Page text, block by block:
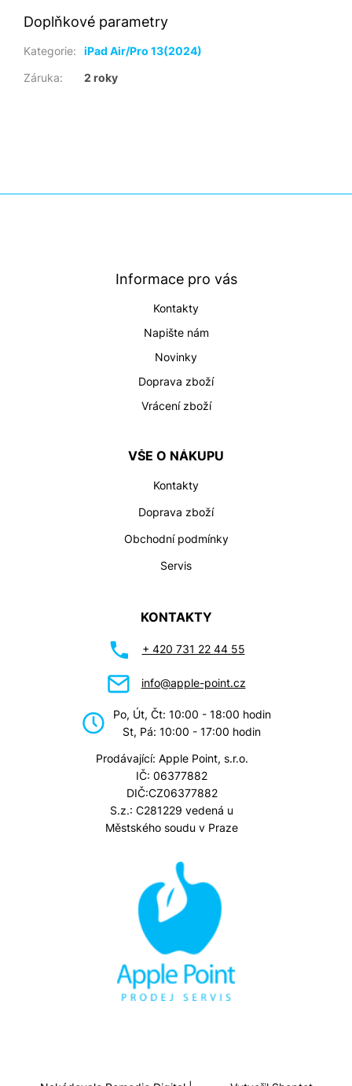
Doplňkové parametry
Kategorie:
iPad Air/Pro 13(2024)
Záruka: 2 roky
Informace pro vás
Kontakty
Napište nám
Novinky
Doprava zboží
Vrácení zboží
VŠE O NÁKUPU
Kontakty
Doprava zboží
Obchodní podmínky
Servis
KONTAKTY
+ 420 731 22 44 55
info@apple-point.cz
Po, Út, Čt: 10:00 - 18:00 hodin
St, Pá: 10:00 - 17:00 hodin
Prodávající: Apple Point, s.r.o.
IČ: 06377882
DIČ:CZ06377882
S.z.: C281229 vedená u
Městského soudu v Praze